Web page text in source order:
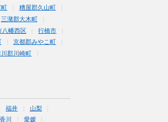
町
糟屋郡久山町
三潴郡大木町
八幡西区
行橋市
京都郡みやこ町
川郡川崎町
福井
山梨
香川 愛媛